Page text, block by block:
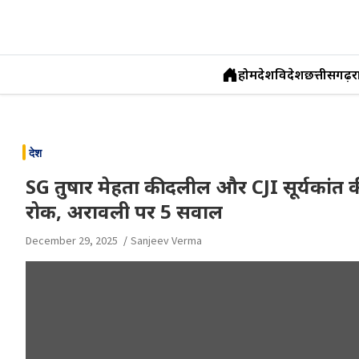
content
होमदेशविदेशछत्तीसगढ़
देश
SG तुषार मेहता की दलील और CJI
रोक, अरावली पर 5 सवाल
December 29, 2025 Sanjeev Verma